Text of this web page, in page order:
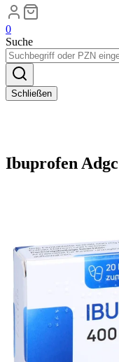
0
Suche
Schließen
Ibuprofen